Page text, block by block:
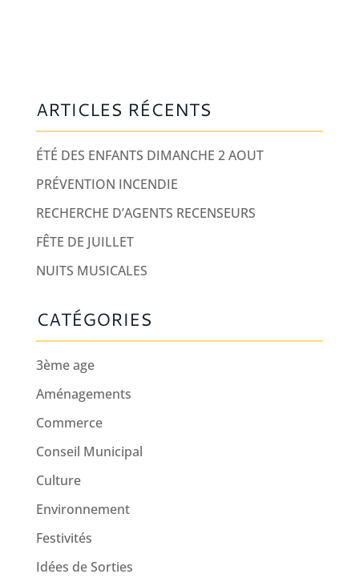
ARTICLES RÉCENTS
ÉTÉ DES ENFANTS DIMANCHE 2 AOUT
PRÉVENTION INCENDIE
RECHERCHE D’AGENTS RECENSEURS
FÊTE DE JUILLET
NUITS MUSICALES
CATÉGORIES
3ème age
Aménagements
Commerce
Conseil Municipal
Culture
Environnement
Festivités
Idées de Sorties